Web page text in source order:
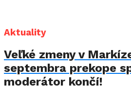
Aktuality
Veľké zmeny v
septembra prekope
moderátor končí!